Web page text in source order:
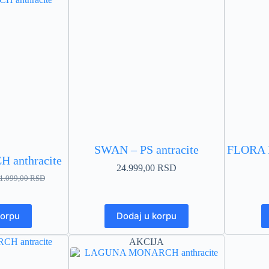
anthracite
RSD
RSD.
RSD.
SWAN – PS antracite
24.999,00 RSD
Dodaj u korpu
FLORA
AKCIJA